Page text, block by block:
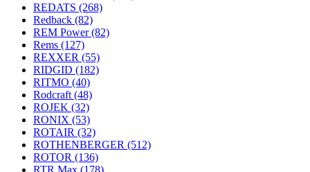
REDATS (268)
Redback (82)
REM Power(82)
Rems (127)
REXXER (55)
RIDGID (182)
RITMO (40)
Rodcraft (48)
ROJEK (32)
RONIX (53)
ROTAIR (32)
ROTHENBERGER (512)
ROTOR (136)
RTR Max (178)